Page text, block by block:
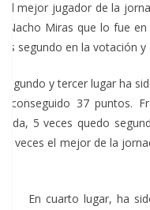
el mejor jugador de la
Nacho Miras que lo fue
segundo en la votación y
segundo y tercer lugar ha
conseguido 37 puntos.
5 veces quedo
6 veces el mejor de la
En cuarto lugar, ha